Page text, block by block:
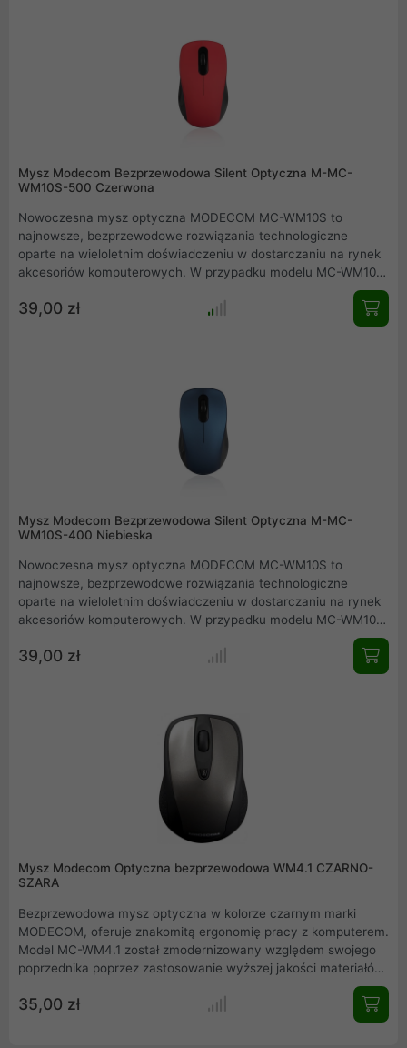
Mysz Modecom Bezprzewodowa Silent Optyczna M-MC-
WM10S-500 Czerwona
Nowoczesna mysz optyczna MODECOM MC-WM10S to
najnowsze, bezprzewodowe rozwiązania technologiczne
oparte na wieloletnim doświadczeniu w dostarczaniu na rynek
akcesoriów komputerowych. W przypadku modelu MC-WM10S
mikroprzełączniki. Zdecydowanie zwiększa to komfort
39,00 zł
Mysz Modecom Bezprzewodowa Silent Optyczna M-MC-
WM10S-400 Niebieska
Nowoczesna mysz optyczna MODECOM MC-WM10S to
najnowsze, bezprzewodowe rozwiązania technologiczne
oparte na wieloletnim doświadczeniu w dostarczaniu na rynek
akcesoriów komputerowych. W przypadku modelu MC-WM10S
postawiliśmy na komfort użytkowania stosując ultra ciche
mikroprzełączniki. Zdecydowanie zwiększa to komfort
39,00 zł
Mysz Modecom Optyczna bezprzewodowa WM4.1 CZARNO-
SZARA
Bezprzewodowa mysz optyczna w kolorze czarnym marki
MODECOM, oferuje znakomitą ergonomię pracy z komputerem.
Model MC-WM4.1 został zmodernizowany względem swojego
poprzednika poprzez zastosowanie wyższej jakości materiałów,
najnowszych rozwiązań technologicznych.
35,00 zł